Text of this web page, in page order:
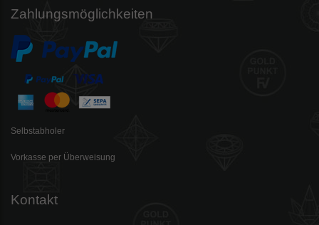
Zahlungsmöglichkeiten
Selbstabholer
Vorkasse per Überweisung
Kontakt